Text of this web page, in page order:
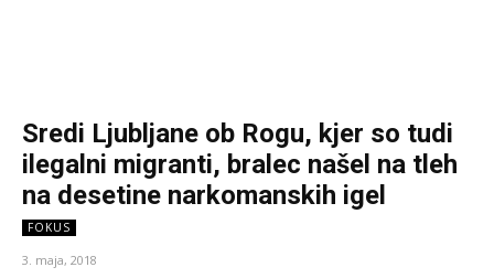
Sredi Ljubljane ob Rogu, kjer so tudi
ilegalni migranti, bralec našel na tleh
na desetine narkomanskih igel
FOKUS
3. maja, 2018